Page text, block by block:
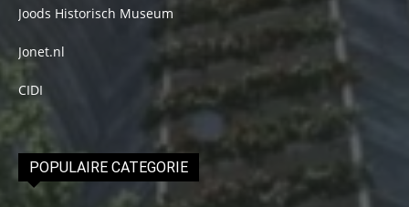
Joods Historisch Museum
Jonet.nl
CIDI
POPULAIRE CATEGORIE